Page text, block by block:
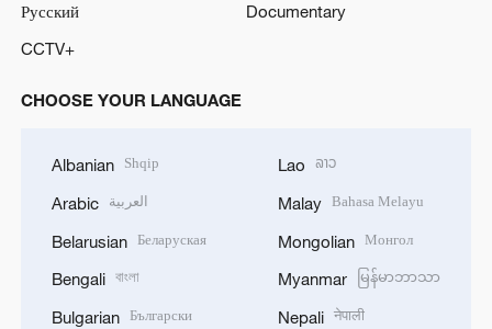
Русский
Documentary
CCTV+
CHOOSE YOUR LANGUAGE
Albanian Shqip
Arabic العربية
Belarusian Беларуская
Bengali বাংলা
Bulgarian Български
Lao ລາວ
Malay Bahasa Melayu
Mongolian Монгол
Myanmar မြန်မာဘာသာ
Nepali नेपाली